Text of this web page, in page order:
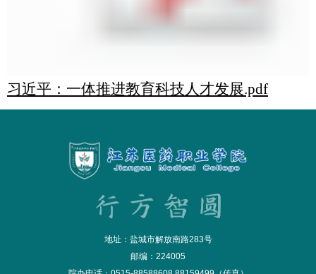
习近平：一体推进教育科技人才发展.pdf
地址：盐城市解放南路283号
邮编：224005